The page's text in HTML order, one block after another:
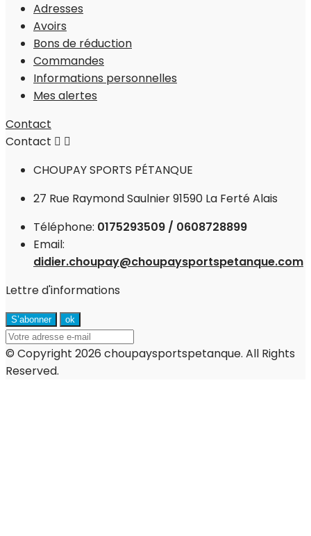
Adresses
Avoirs
Bons de réduction
Commandes
Informations personnelles
Mes alertes
Contact
Contact  
CHOUPAY SPORTS PÉTANQUE
27 Rue Raymond Saulnier 91590 La Ferté Alais
Téléphone: 0175293509 / 0608728899
Email:
didier.choupay@choupaysportspetanque.com
Lettre d'informations
© Copyright 2026 choupaysportspetanque. All Rights
Reserved.